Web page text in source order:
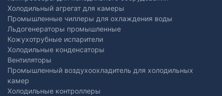
Холодильный агрегат для камеры
Промышленные чиллеры для охлаждения воды
Льдогенераторы промышленные
Кожухотрубные испарители
Холодильные конденсаторы
Вентиляторы
Промышленный воздухоохладитель для холодильных
камер
Холодильные контроллеры